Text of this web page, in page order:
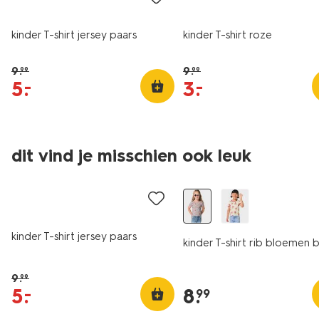
kinder T-shirt jersey paars
9.99
5.
–
kinder T-shirt roze
9.99
3.
–
dit vind je misschien ook leuk
sale
kinder T-shirt jersey paars
9.99
5.
–
nieuw
kinder T-shirt rib bloemen
8.
99